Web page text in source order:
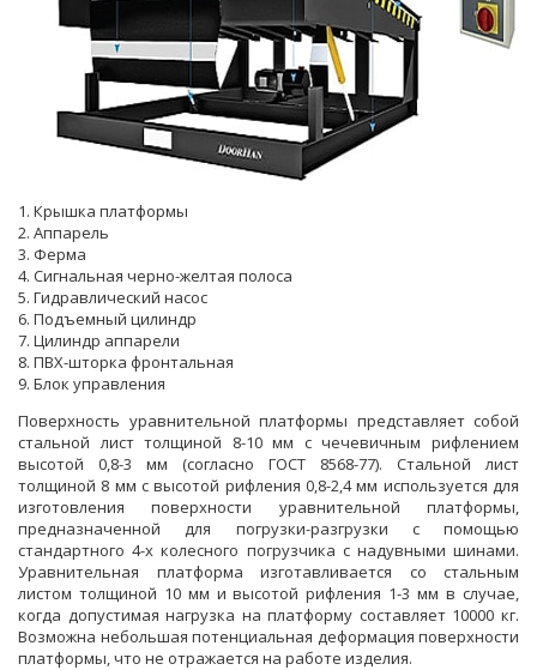
1. Крышка платформы
2. Аппарель
3. Ферма
4. Сигнальная черно-желтая полоса
5. Гидравлический насос
6. Подъемный цилиндр
7. Цилиндр аппарели
8. ПВХ-шторка фронтальная
9. Блок управления
Поверхность уравнительной платформы представляет собой
стальной лист толщиной 8-10 мм с чечевичным рифлением
высотой 0,8-3 мм (согласно ГОСТ 8568-77). Стальной лист
толщиной 8 мм с высотой рифления 0,8-2,4 мм используется для
изготовления поверхности уравнительной платформы,
предназначенной для погрузки-разгрузки с помощью
стандартного 4-х колесного погрузчика с надувными шинами.
Уравнительная платформа изготавливается со стальным
листом толщиной 10 мм и высотой рифления 1-3 мм в случае,
когда допустимая нагрузка на платформу составляет 10000 кг.
Возможна небольшая потенциальная деформация поверхности
платформы, что не отражается на работе изделия.